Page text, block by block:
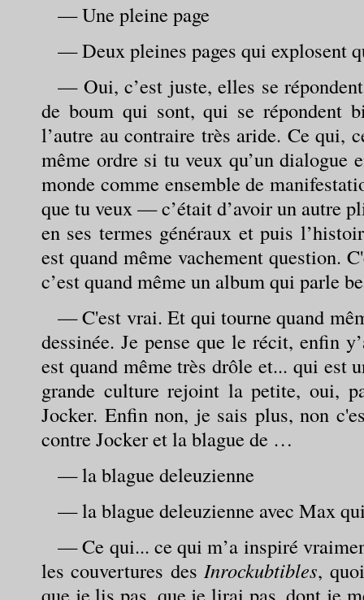
— Une pleine page
— Deux pleines pages qui explosent
— Oui, c’est juste, elles se
de boum qui sont, qui se répondent
l’autre au contraire très aride. Ce
même ordre si tu veux qu’un dialogue
monde comme ensemble de
que tu veux — c’était d’avoir un autre
en ses termes généraux et puis
est quand même vachement question.
c’est quand même un album qui parle
— C'est vrai. Et qui tourne quand
dessinée. Je pense que le récit, enfin
est quand même très drôle et... qui est
grande culture rejoint la petite, oui,
Jocker. Enfin non, je sais plus, non
contre Jocker et la blague de …
— la blague deleuzienne
— la blague deleuzienne avec Max
— Ce qui... ce qui m’a inspiré
les couvertures des Inrockubtibles,